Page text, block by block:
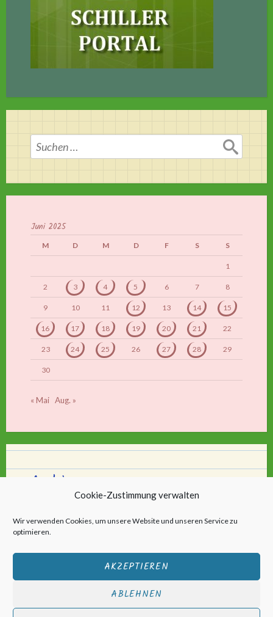
Cookie-Zustimmung verwalten
Wir verwenden Cookies, um unsere Website und unseren Service zu
optimieren.
AKZEPTIEREN
ABLEHNEN
Suchen
nach:
Juni 2025
M D M D F S S
1
2 3 4 5 6 7 8
9 10 11 12 13 14 15
16 17 18 19 20 21 22
23 24 25 26 27 28 29
30
« Mai Aug. »
Archiv
Stolz bereitgestellt von WordPress | Theme: Scratchpad von